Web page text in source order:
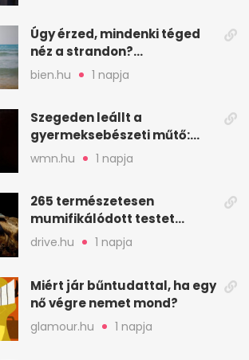
Úgy érzed, mindenki téged
néz a strandon?
Pszichológusok szerint más
áll a háttérben
bien.hu 1 napja
Szegeden leállt a
gyermeksebészeti műtő:
elfogytak a tartalékok
wmn.hu 1 napja
265 természetesen
mumifikálódott testet
találtak egy váci templom
drive.hu 1 napja
Miért jár bűntudattal, ha egy
nő végre nemet mond?
glamour.hu 1 napja